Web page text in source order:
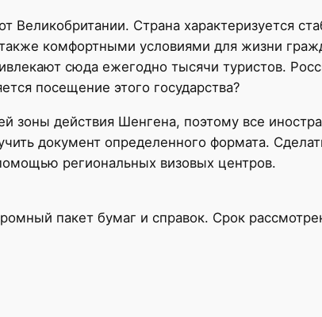
Великобритании. Страна характеризуется
комфортными условиями для жизни
сюда ежегодно тысячи туристов.
посещение этого государства?
зоны действия Шенгена, поэтому все
документ определенного формата.
региональных визовых центров.
пакет бумаг и справок. Срок